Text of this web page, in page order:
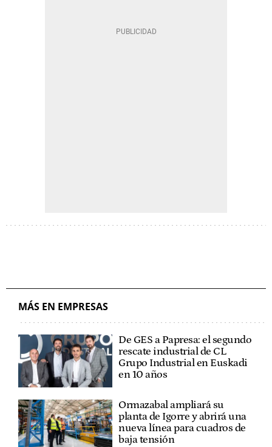
MÁS EN EMPRESAS
De GES a Papresa: el segundo
rescate industrial de CL
Grupo Industrial en Euskadi
en 10 años
Ormazabal ampliará su
planta de Igorre y abrirá una
nueva línea para cuadros de
baja tensión